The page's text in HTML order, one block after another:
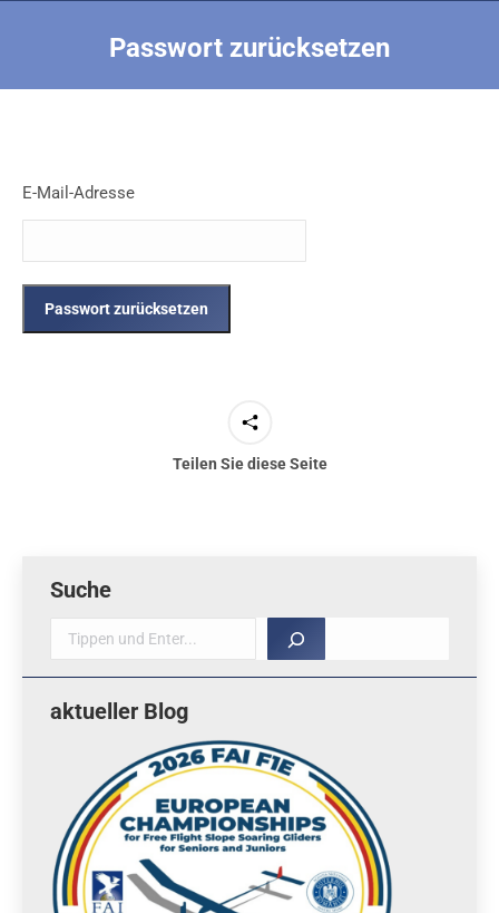
Passwort zurücksetzen
E-Mail-Adresse
Teilen Sie diese Seite
Suche
Suche
aktueller Blog